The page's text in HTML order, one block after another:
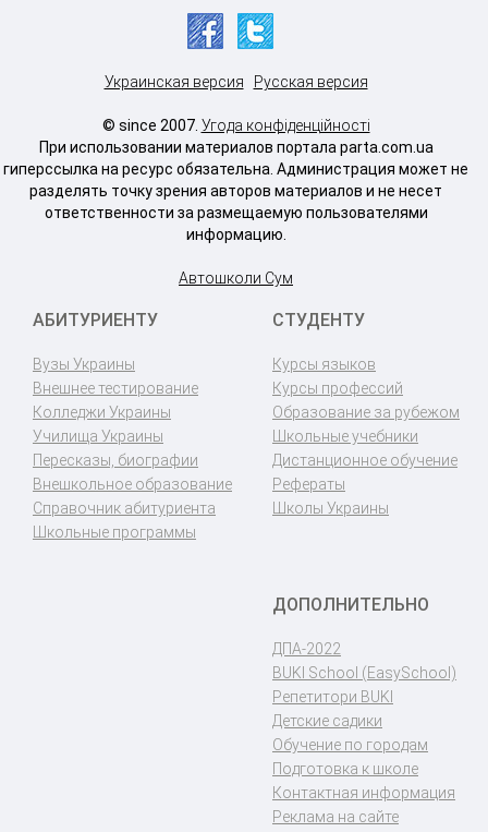
Украинская версия Русская версия
© since 2007. Угода конфіденційності
При использовании материалов портала parta.com.ua
гиперссылка на ресурс обязательна. Администрация может не
разделять точку зрения авторов материалов и не несет
ответственности за размещаемую пользователями
информацию.
Автошколи Сум
АБИТУРИЕНТУ
Вузы Украины
Внешнее тестирование
Колледжи Украины
Училища Украины
Пересказы, биографии
Внешкольное образование
Справочник абитуриента
Школьные программы
СТУДЕНТУ
Курсы языков
Курсы профессий
Образование за рубежом
Школьные учебники
Дистанционное обучение
Рефераты
Школы Украины
ДОПОЛНИТЕЛЬНО
ДПА-2022
BUKI School (EasySchool)
Репетитори BUKI
Детские садики
Обучение по городам
Подготовка к школе
Контактная информация
Реклама на сайте